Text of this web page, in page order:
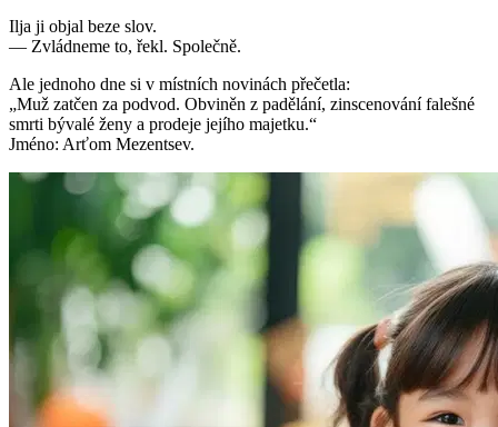
Ilja ji objal beze slov.
— Zvládneme to, řekl. Společně.
Ale jednoho dne si v místních novinách přečetla:
„Muž zatčen za podvod. Obviněn z padělání, zinscenování falešné
smrti bývalé ženy a prodeje jejího majetku.“
Jméno: Arťom Mezentsev.